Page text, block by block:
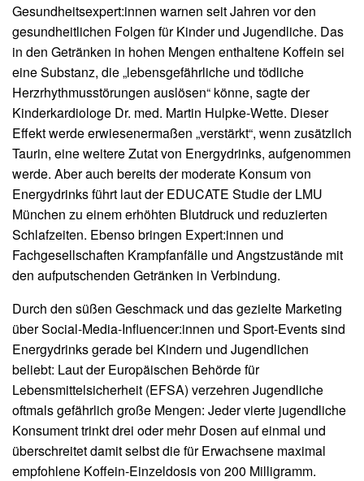
Gesundheitsexpert:innen warnen seit Jahren vor den
gesundheitlichen Folgen für Kinder und Jugendliche. Das
in den Getränken in hohen Mengen enthaltene Koffein sei
eine Substanz, die „lebensgefährliche und tödliche
Herzrhythmusstörungen auslösen“ könne, sagte der
Kinderkardiologe Dr. med. Martin Hulpke-Wette. Dieser
Effekt werde erwiesenermaßen „verstärkt“, wenn zusätzlich
Taurin, eine weitere Zutat von Energydrinks, aufgenommen
werde. Aber auch bereits der moderate Konsum von
Energydrinks führt laut der EDUCATE Studie der LMU
München zu einem erhöhten Blutdruck und reduzierten
Schlafzeiten. Ebenso bringen Expert:innen und
Fachgesellschaften Krampfanfälle und Angstzustände mit
den aufputschenden Getränken in Verbindung.
Durch den süßen Geschmack und das gezielte Marketing
über Social-Media-Influencer:innen und Sport-Events sind
Energydrinks gerade bei Kindern und Jugendlichen
beliebt: Laut der Europäischen Behörde für
Lebensmittelsicherheit (EFSA) verzehren Jugendliche
oftmals gefährlich große Mengen: Jeder vierte jugendliche
Konsument trinkt drei oder mehr Dosen auf einmal und
überschreitet damit selbst die für Erwachsene maximal
empfohlene Koffein-Einzeldosis von 200 Milligramm.